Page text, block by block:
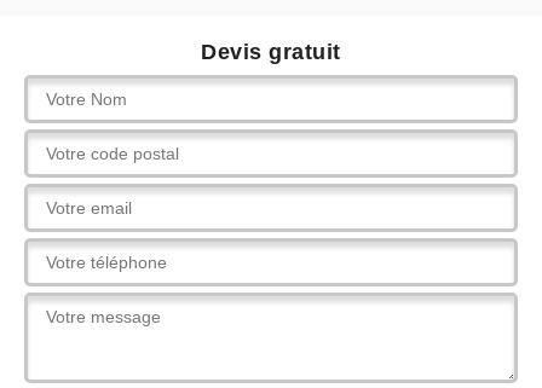
Devis gratuit